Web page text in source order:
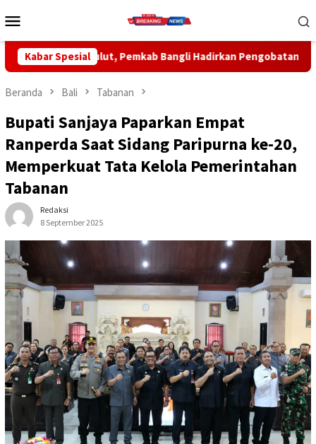
ke
Mobile
Kabar Spesial
Bangli Hadirkan Pengobatan Gratis di Empat Kecamatan
Beranda Bali Tabanan
Bupati Sanjaya Paparkan Empat
Ranperda Saat Sidang Paripurna ke-20,
Memperkuat Tata Kelola Pemerintahan
Tabanan
Redaksi
8 September 2025